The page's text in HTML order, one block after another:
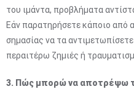
του ιμάντα, προβλήματα
Εάν παρατηρήσετε κάποιο από
σημασίας να τα
περαιτέρω ζημιές ή
3. Πώς μπορώ να αποτρέψω